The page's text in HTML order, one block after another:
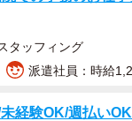
げる球」。言葉通りミ
スさん提供 (一部抜粋)
タッフィング
派遣社員：時給
経験OK/週払い